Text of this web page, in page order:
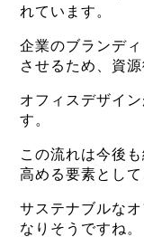
れています。
企業のブランデ
させるため、資
オフィスデザイ
す。
この流れは今後
高める要素として
サステナブルな
なりそうですね。